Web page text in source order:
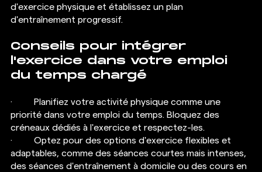
d'exercice physique et établissez un plan
d'entraînement progressif.
Conseils pour intégrer
l'exercice dans votre emploi
du temps chargé
·  	Planifiez votre activité physique comme une
priorité dans votre emploi du temps. Bloquez des
créneaux dédiés à l'exercice et respectez-les.
·  	Optez pour des options d'exercice flexibles et
adaptables, comme des séances courtes mais intenses,
des séances d'entraînement à domicile ou des cours en